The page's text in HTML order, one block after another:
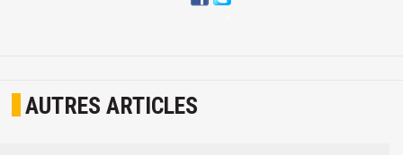
AUTRES ARTICLES